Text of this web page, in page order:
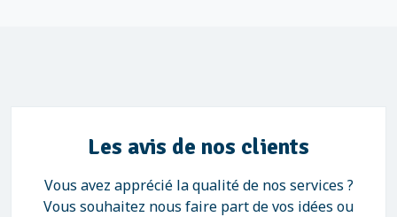
Les avis de nos clients
Vous avez apprécié la qualité de nos services ?
Vous souhaitez nous faire part de vos idées ou